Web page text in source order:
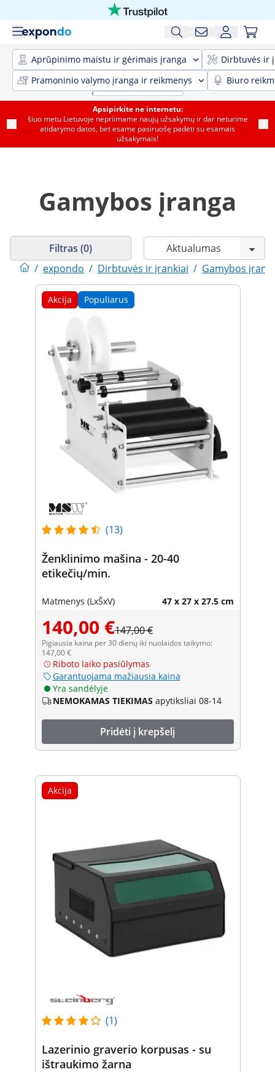
Aprūpinimo maistu ir gėrimais įranga
Dirbtuvės ir
Pramoninio valymo įranga ir reikmenys
Biuro
Apsipirkite ne internetu:
šiuo metu Lietuvoje nepriimame naujų užsakymų ir dar neturime
atidarymo datos, bet esame pasiruošę padėti su esamais
užsakymais!
Gamybos įranga
/ expondo / Dirbtuvės ir įrankiai / Gamybos
Filtras (0)
Akcija Populiarus
(13)
Ženklinimo mašina - 20-40
etikečių/min.
Matmenys (LxŠxV) 47 x 27 x 27.5 cm
140,00 €147,00 €
Pigiausia kaina per 30 dienų iki nuolaidos taikymo:
147,00 €
Riboto laiko pasiūlymas
Garantuojama mažiausia kaina
Yra sandėlyje
NEMOKAMAS TIEKIMAS apytiksliai 08-14
Pridėti į krepšelį
Akcija
(1)
Lazerinio graverio korpusas - su
ištraukimo žarna